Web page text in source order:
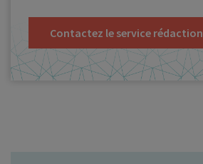
Contactez le service rédaction